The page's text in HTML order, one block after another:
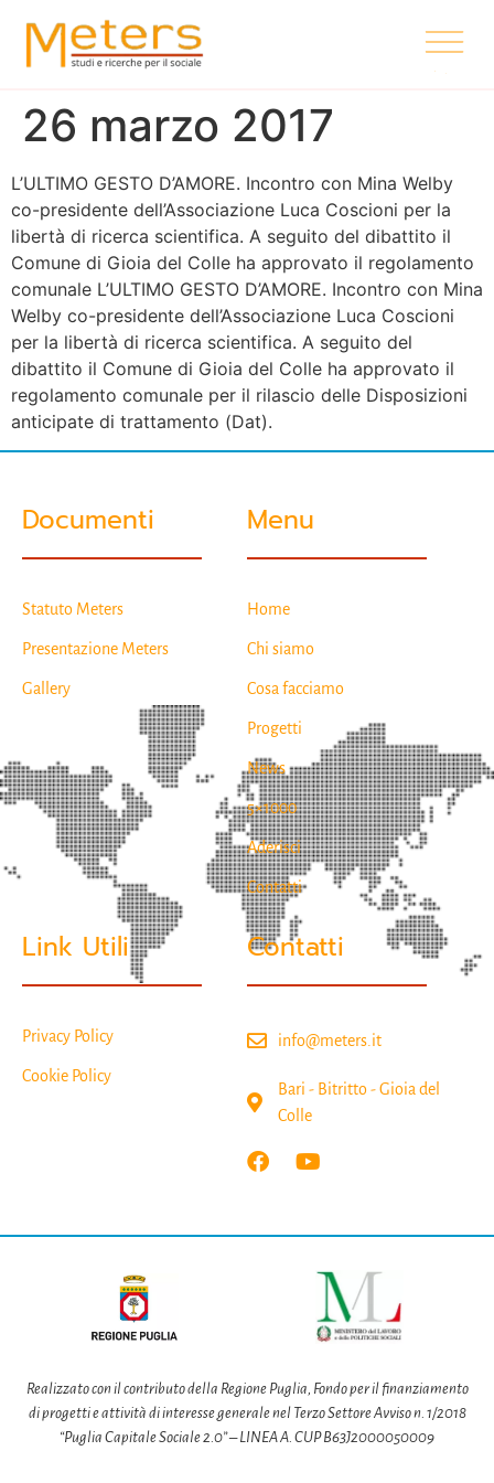
26 marzo 2017
L’ULTIMO GESTO D’AMORE. Incontro con Mina Welby
co-presidente dell’Associazione Luca Coscioni per la
libertà di ricerca scientifica. A seguito del dibattito il
Comune di Gioia del Colle ha approvato il regolamento
comunale L’ULTIMO GESTO D’AMORE. Incontro con Mina
Welby co-presidente dell’Associazione Luca Coscioni
per la libertà di ricerca scientifica. A seguito del
dibattito il Comune di Gioia del Colle ha approvato il
regolamento comunale per il rilascio delle Disposizioni
anticipate di trattamento (Dat).
Documenti
Statuto Meters
Presentazione Meters
Gallery
Menu
Home
Chi siamo
Cosa facciamo
Progetti
News
5×1000
Aderisci
Contatti
Link Utili
Privacy Policy
Cookie Policy
Contatti
info@meters.it
Bari - Bitritto - Gioia del
Colle
Realizzato con il contributo della Regione Puglia, Fondo per il finanziamento
di progetti e attività di interesse generale nel Terzo Settore Avviso n. 1/2018
“Puglia Capitale Sociale 2.0” – LINEA A. CUP B63J2000050009